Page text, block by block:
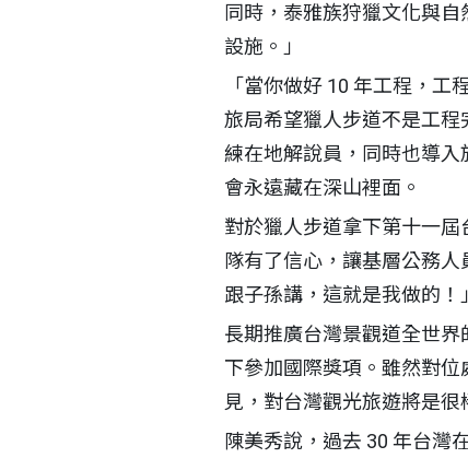
同時，泰雅族狩獵文化與
設施。」
「當你做好 10 年工程，
旅局希望獵人步道不是工
練在地解說員，同時也導
會永遠藏在深山裡面。
對於獵人步道拿下第十一
隊有了信心，讓基層公務
跟子孫講，這就是我做的！」
長期推廣台灣景觀道全世
下參加國際獎項。雖然對
見，對台灣觀光旅遊將是很
陳美秀說，過去 30 年台灣